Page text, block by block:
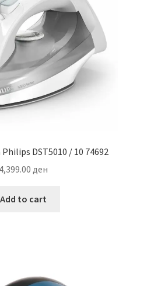
DST5010 / 10 74692
4,399.00 ден
Add to cart